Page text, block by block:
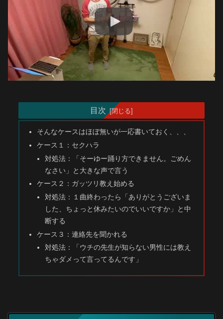
目次
そんなケースはほぼ無いが一応書いておく、、、
ケース１：セクハラ
対処法：「そーゆー踊り方できません。ごめん
なさい」と大きな声で言う
ケース２：ガッツリ教え始める
対処法：１曲終わったら「ありがとうございま
した、ちょっと休みたいのでいいですか」と中
断する
ケース３：連絡先を聞かれる
対処法：「ウチの先生が知らない男性には教え
ちゃダメって言ってるんです」